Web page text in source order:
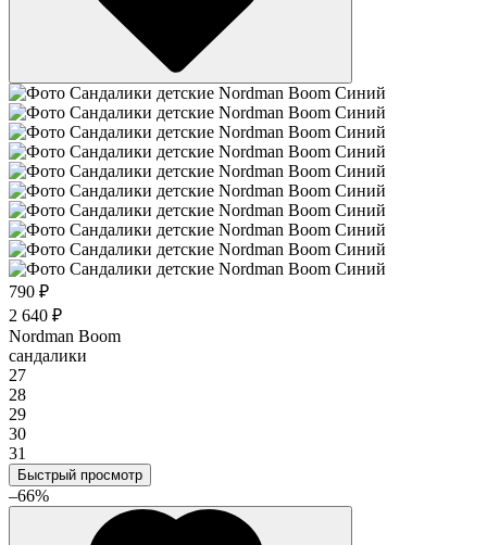
790 ₽
2 640 ₽
Nordman Boom
сандалики
27
28
29
30
31
Быстрый просмотр
–66%